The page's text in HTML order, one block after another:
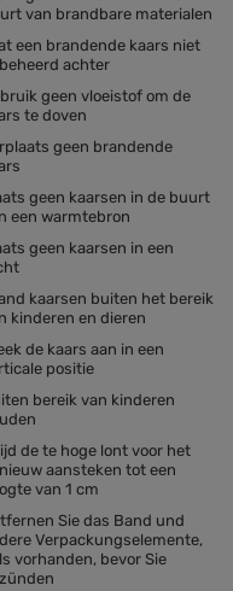
van brandbare materialen
een brandende kaars niet
achter
geen vloeistof om de
te doven
geen brandende
geen kaarsen in de buurt
een warmtebron
geen kaarsen in een
kaarsen buiten het bereik
kinderen en dieren
de kaars aan in een
positie
bereik van kinderen
de te hoge lont voor het
aansteken tot een
van 1 cm
Sie das Band und
Verpackungselemente,
vorhanden, bevor Sie